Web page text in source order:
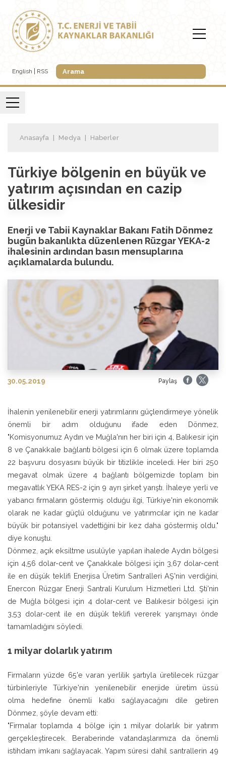
English RSS
Anasayfa Medya Haberler
Türkiye bölgenin en büyük ve
yatırım açısından en cazip
ülkesidir
Enerji ve Tabii Kaynaklar Bakanı Fatih Dönmez
bugün bakanlıkta düzenlenen Rüzgar YEKA-2
ihalesinin ardından basın mensuplarına
açıklamalarda bulundu.
30.05.2019 Paylaş
İhalenin yenilenebilir enerji yatırımlarını güçlendirmeye yönelik
önemli bir adım olduğunu ifade eden Dönmez,
"Komisyonumuz Aydın ve Muğla'nın her biri için 4, Balıkesir için
8 ve Çanakkale bağlantı bölgesi için 6 olmak üzere toplamda
22 başvuru dosyasını büyük bir titizlikle inceledi. Her biri 250
megavat olmak üzere 4 bağlantı bölgemizde toplam bin
megavatlık YEKA RES-2 için 9 ayrı şirket yarıştı. İhaleye yerli ve
yabancı firmaların göstermiş olduğu ilgi, Türkiye'nin ekonomik
olarak ne kadar güçlü olduğunu ve yatırımcılar için ne kadar
büyük bir potansiyel vadettiğini bir kez daha göstermiş oldu."
diye konuştu.
Dönmez, açık eksiltme usulüyle yapılan ihalede Aydın bölgesi
için 4,56 dolar-cent ve Çanakkale bölgesi için 3,67 dolar-cent
ile en düşük teklifi Enerjisa Üretim Santralleri AŞ'nin verdiğini,
Enercon Rüzgar Enerji Santrali Kurulum Hizmetleri Ltd. Şti'nin
de Muğla bölgesi için 4 dolar-cent ve Balıkesir bölgesi için
3,53 dolar-cent ile en düşük teklifi vererek yarışmayı önde
tamamladığını söyledi.
1 milyar dolarlık yatırım
Firmaların yüzde 65'e varan yerlilik şartıyla üretilecek rüzgar
türbinleriyle Türkiye'nin yenilenebilir enerjide üretim üssü
olma hedefine önemli katkı sağlayacağını dile getiren
Dönmez, şöyle devam etti:
"Firmalar toplamda 4 bölge için 1 milyar dolarlık bir yatırım
gerçekleştirecek. Beraberinde vatandaşlarımıza da önemli
istihdam imkanı sağlayacak. Yapım süresi dahil santrallerin 49